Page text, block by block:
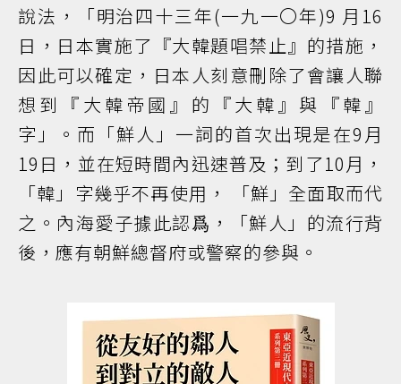
說法，「明治四十三年(一九一〇年)9 月16
日，日本實施了『大韓題唱禁止』的措施，
因此可以確定，日本人刻意刪除了會讓人聯
想到『大韓帝國』的『大韓』與『韓』
字」。而「鮮人」一詞的首次出現是在9月
19日，並在短時間內迅速普及；到了10月，
「韓」字幾乎不再使用， 「鮮」全面取而代
之。內海愛子據此認爲，「鮮人」的流行背
後，應有朝鮮總督府或警察的參與。